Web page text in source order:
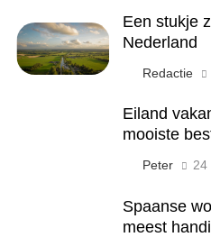
Een stukje
Nederland
Redactie
Eiland
mooiste
Peter 24
Spaanse
meest